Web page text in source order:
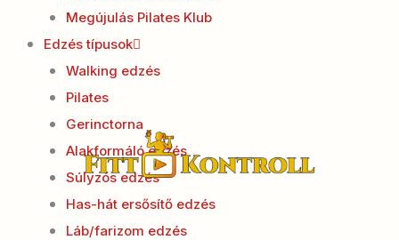
Megújulás Pilates Klub
Edzés típusok
Walking edzés
Pilates
Gerinctorna
Alakformáló edzés
Súlyzós edzés
Has-hát ersősítő edzés
Láb/farizom edzés